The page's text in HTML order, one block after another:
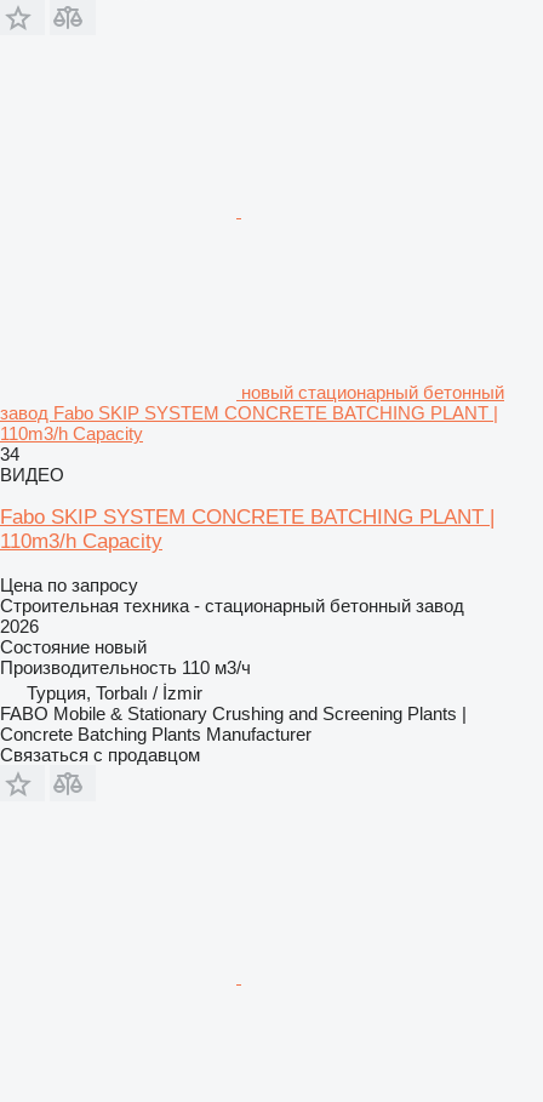
новый стационарный бетонный
завод Fabo SKIP SYSTEM CONCRETE BATCHING PLANT |
110m3/h Capacity
34
ВИДЕО
Fabo SKIP SYSTEM CONCRETE BATCHING PLANT |
110m3/h Capacity
Цена по запросу
Строительная техника - стационарный бетонный завод
2026
Состояние новый
Производительность 110 м3/ч
Турция, Torbalı / İzmir
FABO Mobile & Stationary Crushing and Screening Plants |
Concrete Batching Plants Manufacturer
Связаться с продавцом